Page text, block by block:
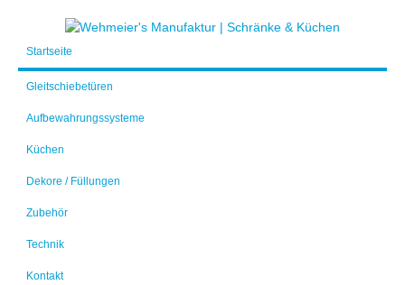
Startseite
Gleitschiebetüren
Aufbewahrungssysteme
Küchen
Dekore / Füllungen
Zubehör
Technik
Kontakt